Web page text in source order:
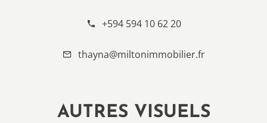
+594 594 10 62 20
thayna@miltonimmobilier.fr
AUTRES VISUELS